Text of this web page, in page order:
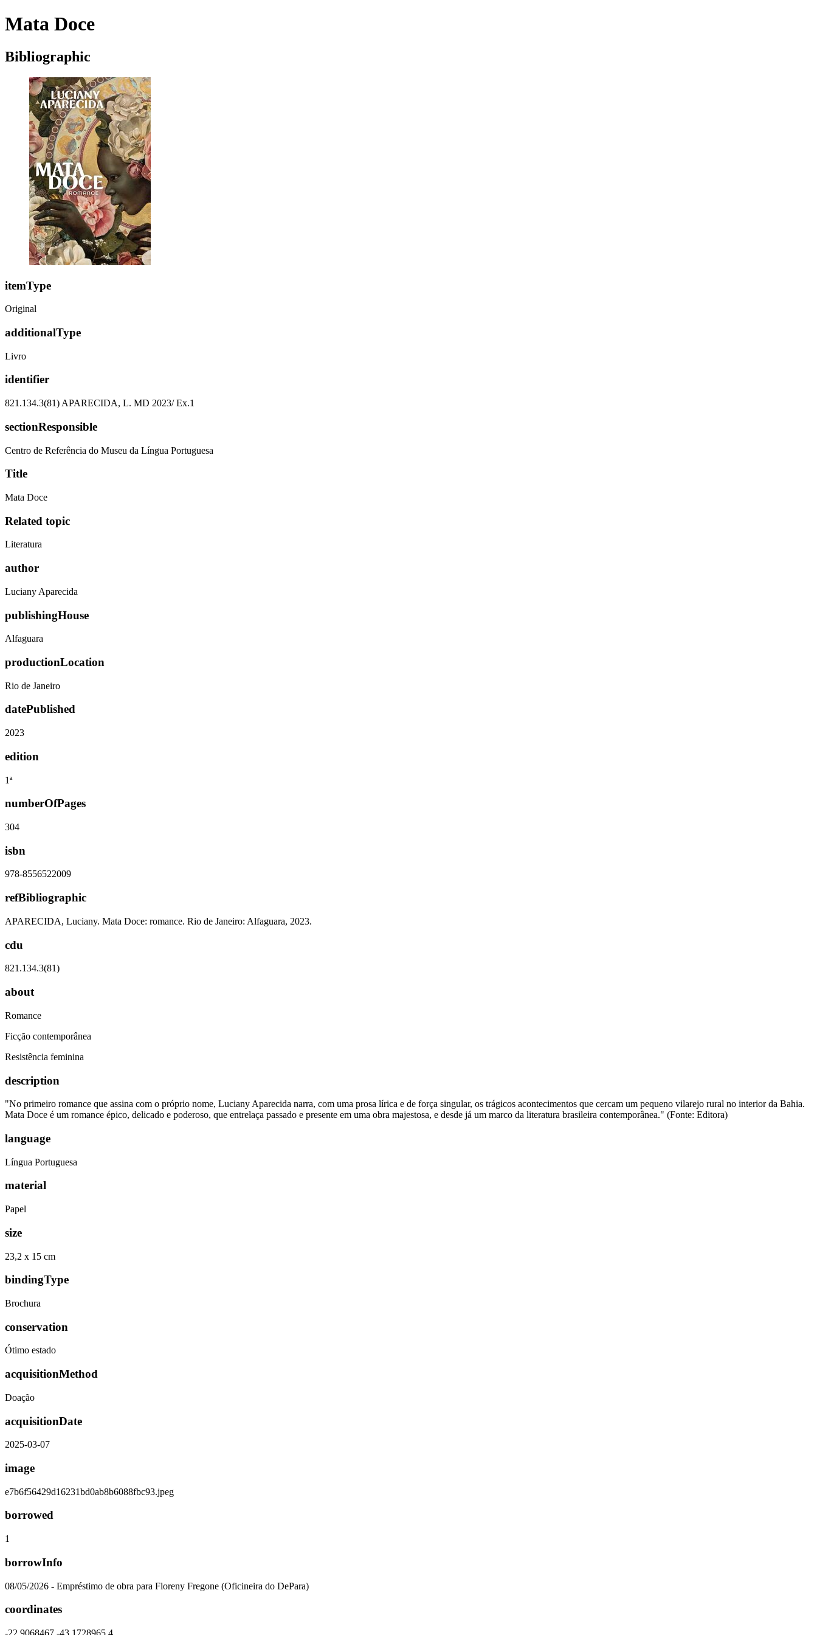
Mata Doce
Bibliographic
itemType
Original
additionalType
Livro
identifier
821.134.3(81) APARECIDA, L. MD 2023/ Ex.1
sectionResponsible
Centro de Referência do Museu da Língua Portuguesa
Title
Mata Doce
Related topic
Literatura
author
Luciany Aparecida
publishingHouse
Alfaguara
productionLocation
Rio de Janeiro
datePublished
2023
edition
1ª
numberOfPages
304
isbn
978-8556522009
refBibliographic
APARECIDA, Luciany. Mata Doce: romance. Rio de Janeiro: Alfaguara, 2023.
cdu
821.134.3(81)
about
Romance
Ficção contemporânea
Resistência feminina
description
"No primeiro romance que assina com o próprio nome, Luciany Aparecida narra, com uma prosa lírica e de força singular, os trágicos acontecimentos que cercam um pequeno vilarejo rural no interior da Bahia.
Mata Doce é um romance épico, delicado e poderoso, que entrelaça passado e presente em uma obra majestosa, e desde já um marco da literatura brasileira contemporânea." (Fonte: Editora)
language
Língua Portuguesa
material
Papel
size
23,2 x 15 cm
bindingType
Brochura
conservation
Ótimo estado
acquisitionMethod
Doação
acquisitionDate
2025-03-07
image
e7b6f56429d16231bd0ab8b6088fbc93.jpeg
borrowed
1
borrowInfo
08/05/2026 - Empréstimo de obra para Floreny Fregone (Oficineira do DePara)
coordinates
-22.9068467,-43.1728965,4